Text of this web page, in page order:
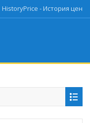
HistoryPrice - История цен